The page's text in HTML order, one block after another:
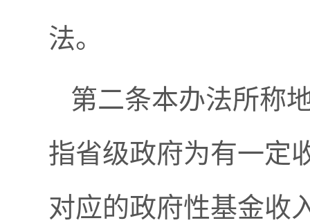
法。
第二条本办法所称
指省级政府为有一定
对应的政府性基金收